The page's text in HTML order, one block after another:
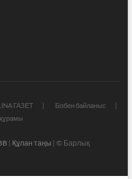
ГАЗЕТ
Бізбен байланыс
| Құлан таңы | © Барлық